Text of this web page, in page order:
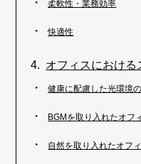
柔軟性・業務効率
快適性
オフィスにおける
健康に配慮した光環境
BGMを取り入れたオフ
自然を取り入れたオフ